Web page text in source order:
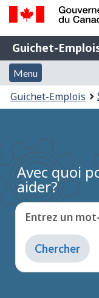
Gouvernement
du
Canada
Government
of
Guichet-
Emplois
Guichet-
Menu
et
recherche
Menu
Menu
des
paramètres
compte
Vous
êtes
:
Guichet-Emplois
Avec quoi
aider?
Entrez un mot-clé
Entrez
du
texte